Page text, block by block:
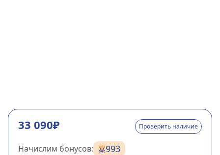
33 090₽ Проверить наличие
Начислим бонусов: 993